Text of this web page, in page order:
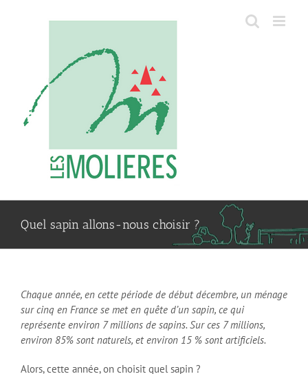
Quel sapin allons-nous choisir ?
Chaque année, en cette période de début décembre, un ménage
sur cinq en France se met en quête d’un sapin, ce qui
représente environ 7 millions de sapins. Sur ces 7 millions,
environ 85% sont naturels, et environ 15 % sont artificiels.
Alors, cette année, on choisit quel sapin ?